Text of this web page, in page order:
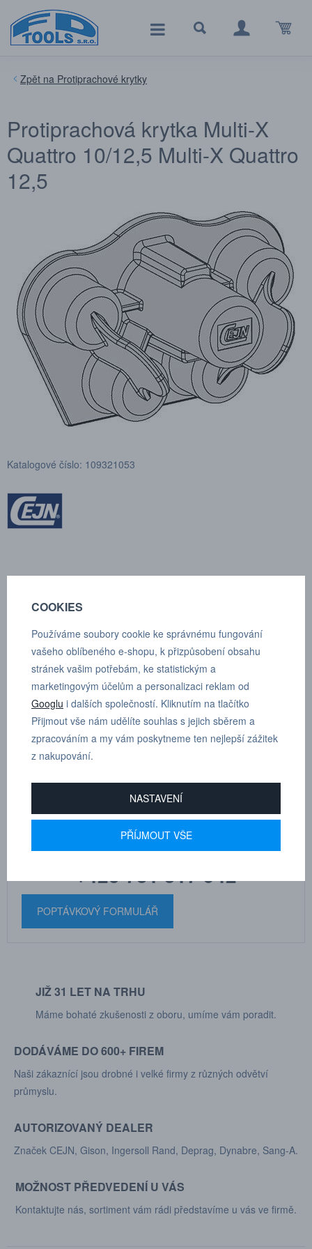
Protiprachové krytky
Protiprachová krytka Multi-X
Quattro 10/12,5 Multi-X Quattro
12,5
Katalogové číslo: 109321053
Protiprachové krytky jsou přibaleny ke každé desce, ale lze je
nakoupit i samostatně.
Pro desku s: vnějším závitem
MARTIN
DRHOLEC
technické poradenství
+420 731 517 942
POPTÁVKOVÝ FORMULÁŘ
JIŽ 31 LET NA TRHU
Máme bohaté zkušenosti z oboru, umíme vám poradit.
DODÁVÁME DO 600+ FIREM
Naši zákaznící jsou drobné i velké firmy z různých odvětví
průmyslu.
AUTORIZOVANÝ DEALER
Značek CEJN, Gison, Ingersoll Rand, Deprag, Dynabre, Sang-A.
MOŽNOST PŘEDVEDENÍ U VÁS
Kontaktujte nás, sortiment vám rádi představíme u vás ve firmě.
COOKIES
Používáme soubory cookie ke správnému fungování
vašeho oblíbeného e-shopu, k přizpůsobení obsahu
stránek vašim potřebám, ke statistickým a
marketingovým účelům a personalizaci reklam od
Googlu i dalších společností. Kliknutím na tlačítko
Přijmout vše nám udělíte souhlas s jejich sběrem a
zpracováním a my vám poskytneme ten nejlepší zážitek
z nakupování.
NASTAVENÍ
PŘÍJMOUT VŠE